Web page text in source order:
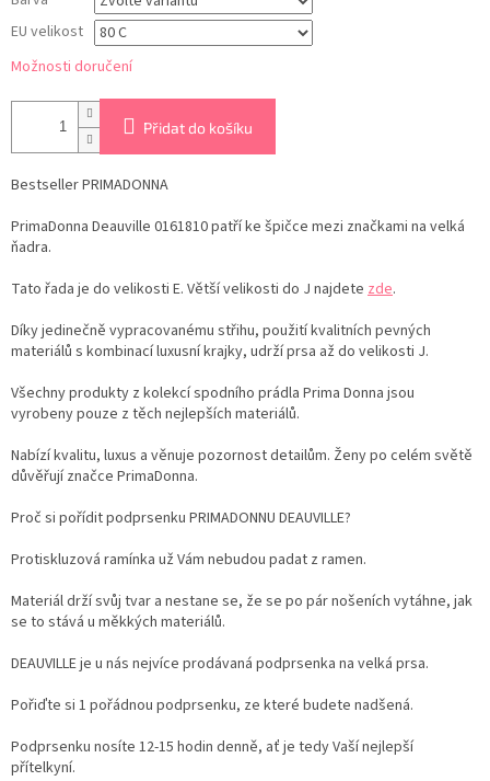
EU velikost
Možnosti doručení
Přidat do košíku
Bestseller PRIMADONNA
PrimaDonna Deauville 0161810 patří ke špičce mezi značkami na velká
ňadra.
Tato řada je do velikosti E. Větší velikosti do J najdete zde.
Díky jedinečně vypracovanému střihu, použití kvalitních pevných
materiálů s kombinací luxusní krajky, udrží prsa až do velikosti J.
Všechny produkty z kolekcí spodního prádla Prima Donna jsou
vyrobeny pouze z těch nejlepších materiálů.
Nabízí kvalitu, luxus a věnuje pozornost detailům. Ženy po celém světě
důvěřují značce PrimaDonna.
Proč si pořídit podprsenku PRIMADONNU DEAUVILLE?
Protiskluzová ramínka už Vám nebudou padat z ramen.
Materiál drží svůj tvar a nestane se, že se po pár nošeních vytáhne, jak
se to stává u měkkých materiálů.
DEAUVILLE je u nás nejvíce prodávaná podprsenka na velká prsa.
Pořiďte si 1 pořádnou podprsenku, ze které budete nadšená.
Podprsenku nosíte 12-15 hodin denně, ať je tedy Vaší nejlepší
přítelkyní.